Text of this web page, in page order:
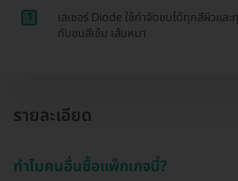
1
เลเซอร์ Diode ใช้กำจัดขนได้ทุกสีผิวแล
กับขนสีเข้ม เส้นหนา
รายละเอียด
ทำไมคนอื่นซื้อแพ็กเกจนี้?